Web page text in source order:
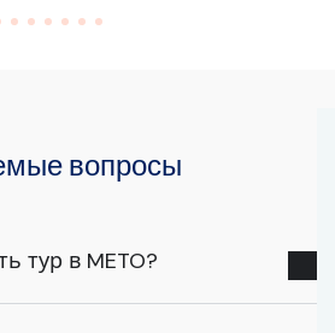
вопросы
тур в METO?